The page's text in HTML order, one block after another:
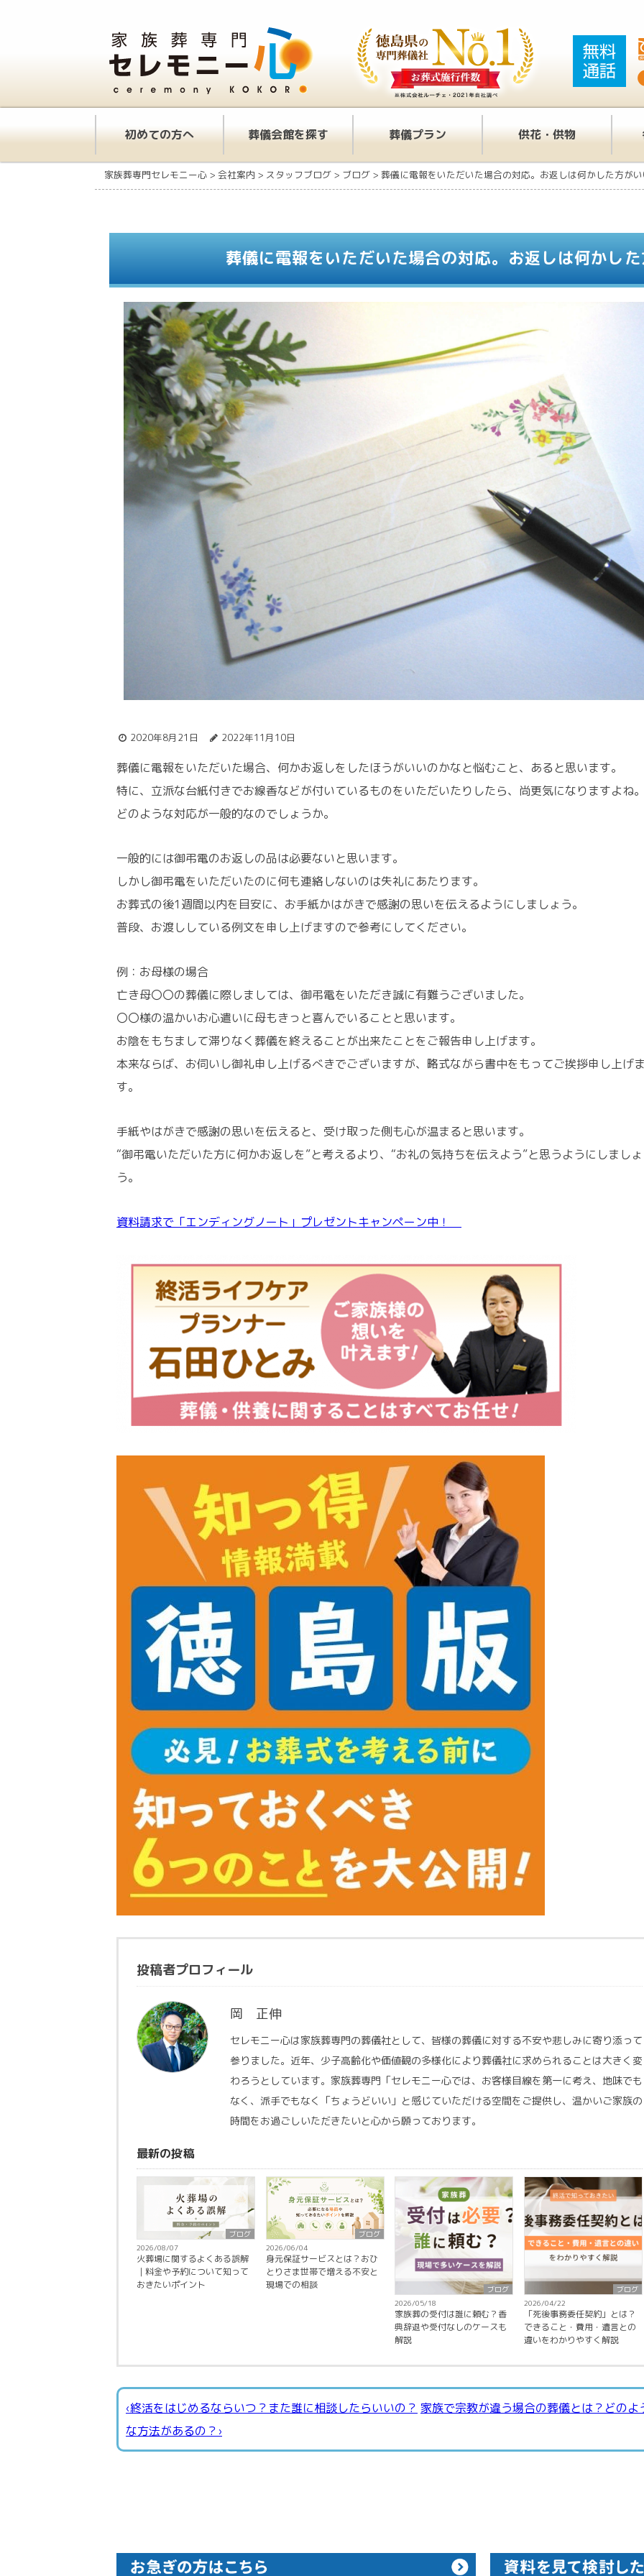
初めての方へ 葬儀会館を探す 葬儀プラン 供花・供物
家族葬専門セレモニー心> 会社案内 > スタッフブログ> ブログ> 葬儀に電報をいただいた場合の対応。お返しは何かした方が
葬儀に電報をいただいた場合の対応。お返しは何かし
2020年8月21日 2022年11月10日
葬儀に電報をいただいた場合、何かお返しをしたほうがいいのかなと悩むこと、あると思います。
特に、立派な台紙付きでお線香などが付いているものをいただいたりしたら、尚更気になりますよね
どのような対応が一般的なのでしょうか。
一般的には御弔電のお返しの品は必要ないと思います。
しかし御弔電をいただいたのに何も連絡しないのは失礼にあたります。
お葬式の後1週間以内を目安に、お手紙かはがきで感謝の思いを伝えるようにしましょう。
普段、お渡ししている例文を申し上げますので参考にしてください。
例：お母様の場合
亡き母〇〇の葬儀に際しましては、御弔電をいただき誠に有難うございました。
〇〇様の温かいお心遣いに母もきっと喜んでいることと思います。
お陰をもちまして滞りなく葬儀を終えることが出来たことをご報告申し上げます。
本来ならば、お伺いし御礼申し上げるべきでございますが、略式ながら書中をもってご挨拶申し上げ
す。
手紙やはがきで感謝の思いを伝えると、受け取った側も心が温まると思います。
“御弔電いただいた方に何かお返しを”と考えるより、“お礼の気持ちを伝えよう”と思うようにしましょ
う。
資料請求で「エンディングノート」プレゼントキャンペーン中！
投稿者プロフィール
岡 正伸
セレモニー心は家族葬専門の葬儀社として、皆様の葬儀に対する不安や悲しみに寄り添って
参りました。近年、少子高齢化や価値観の多様化により葬儀社に求められることは大きく変
わろうとしています。家族葬専門「セレモニー心では、お客様目線を第一に考え、地味でも
なく、派手でもなく「ちょうどいい」と感じていただける空間をご提供し、温かいご家族の
時間をお過ごしいただきたいと心から願っております。
最新の投稿
ブログ
2026/08/07
火葬場に関するよくある誤解
｜料金や予約について知って
おきたいポイント
ブログ
2026/06/04
身元保証サービスとは？おひ
とりさま世帯で増える不安と
現場での相談
ブログ
2026/05/18
家族葬の受付は誰に頼む？香
典辞退や受付なしのケースも
解説
ブログ
2026/04/22
「死後事務委任契約」とは？
できること・費用・遺言との
違いをわかりやすく解説
‹終活をはじめるならいつ？また誰に相談したらいいの？ 家族で宗教が違う場合の葬儀とは？どのよ
な方法があるの？›